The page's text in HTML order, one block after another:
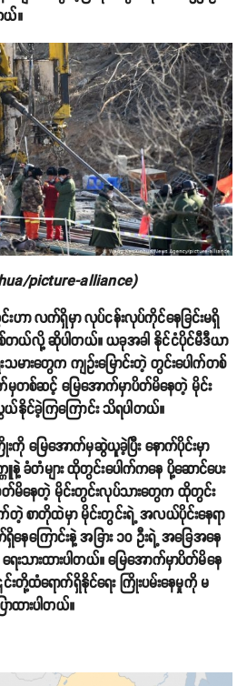
ယ်။
picture-alliance)
းဟာ လက်ရှိမှာ လုပ်ငန်းလုပ်ကိုင်နေခြင်းမရှိ
ယ်လို့ ဆိုပါတယ်။ ယခုအခါ နိုင်ငံပိုင်မီဒီယာ
ားတွေက ကျဥ်းမြောင်းတဲ့ တွင်းပေါက်တစ်
က်မှတစ်ဆင့် မြေအောက်မှာပိတ်မိနေတဲ့ မိုင်း
င်ခဲ့ကြကြောင်း သိရပါတယ်။
ကို မြေအောက်မှဆွဲယူခဲ့ပြီး နောက်ပိုင်းမှာ
ကူနဲ့ ခံတံများ ထိုတွင်းပေါက်ကနေ ပို့ဆောင်ပေး
တ်မိနေတဲ့ မိုင်းတွင်းလုပ်သားတွေက ထိုတွင်း
စာတိုထဲမှာ မိုင်းတွင်းရဲ့ အလယ်ပိုင်းနေရာ
ကြောင်းနဲ့ အခြား ၁၀ ဦးရဲ့ အခြေအနေ
သားထားပါတယ်။ မြေအောက်မှာပိတ်မိ‌နေ
တို့ထံရောက်ရှိနိုင်ရေး ကြိုးပမ်းနေမှုကို မ
ထားပါတယ်။